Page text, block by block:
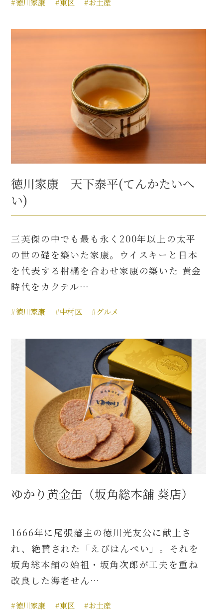
徳川家康 天下泰平(てんかたいへ
い)
三英傑の中でも最も永く200年以上の太平
の世の礎を築いた家康。ウイスキーと日本
を代表する柑橘を合わせ家康の築いた 黄金
時代をカクテル…
#徳川家康 #中村区 #グルメ
ゆかり黄金缶（坂角総本舖 葵店）
1666年に尾張藩主の徳川光友公に献上さ
れ、絶賛された「えびはんぺい」。それを
坂角総本舖の始祖・坂角次郎が工夫を重ね
改良した海老せん…
#徳川家康 #東区 #お土産